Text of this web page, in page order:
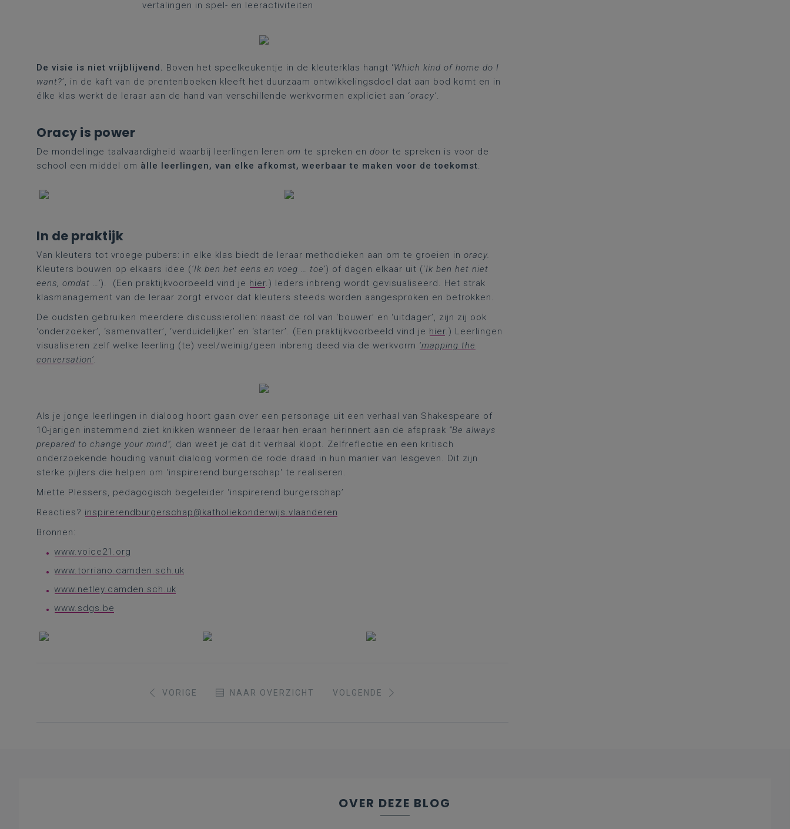
vertalingen in spel- en leeractiviteiten
De visie is niet vrijblijvend. Boven het speelkeukentje in de kleuterklas hangt ‘Which kind of home do I
want?’, in de kaft van de prentenboeken kleeft het duurzaam ontwikkelingsdoel dat aan bod komt en in
élke klas werkt de leraar aan de hand van verschillende werkvormen expliciet aan ‘oracy’.
Oracy is power
De mondelinge taalvaardigheid waarbij leerlingen leren om te spreken en door te spreken is voor de
school een middel om àlle leerlingen, van elke afkomst, weerbaar te maken voor de toekomst.
In de praktijk
Van kleuters tot vroege pubers: in elke klas biedt de leraar methodieken aan om te groeien in oracy.
Kleuters bouwen op elkaars idee (‘Ik ben het eens en voeg … toe’) of dagen elkaar uit (‘Ik ben het niet
eens, omdat …’). (Een praktijkvoorbeeld vind je hier.) Ieders inbreng wordt gevisualiseerd. Het strak
klasmanagement van de leraar zorgt ervoor dat kleuters steeds worden aangesproken en betrokken.
De oudsten gebruiken meerdere discussierollen: naast de rol van ‘bouwer’ en ‘uitdager’, zijn zij ook
‘onderzoeker’, ‘samenvatter’, ‘verduidelijker’ en ‘starter’. (Een praktijkvoorbeeld vind je hier.) Leerlingen
visualiseren zelf welke leerling (te) veel/weinig/geen inbreng deed via de werkvorm ‘mapping the
conversation’.
Als je jonge leerlingen in dialoog hoort gaan over een personage uit een verhaal van Shakespeare of
10-jarigen instemmend ziet knikken wanneer de leraar hen eraan herinnert aan de afspraak “Be always
prepared to change your mind”, dan weet je dat dit verhaal klopt. Zelfreflectie en een kritisch
onderzoekende houding vanuit dialoog vormen de rode draad in hun manier van lesgeven. Dit zijn
sterke pijlers die helpen om 'inspirerend burgerschap' te realiseren.
Miette Plessers, pedagogisch begeleider ‘inspirerend burgerschap’
Reacties? inspirerendburgerschap@katholiekonderwijs.vlaanderen
Bronnen:
www.voice21.org
www.torriano.camden.sch.uk
www.netley.camden.sch.uk
www.sdgs.be
VORIGE NAAR OVERZICHT VOLGENDE
OVER DEZE BLOG